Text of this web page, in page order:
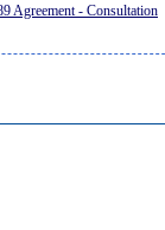
Agreement - Consultation